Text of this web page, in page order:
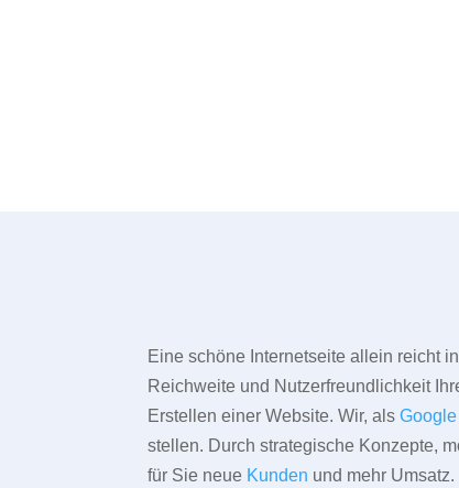
Eine schöne Internetseite allein reicht
Reichweite und Nutzerfreundlichkeit
Erstellen einer Website. Wir, als
stellen. Durch strategische Konzepte,
für Sie neue Kunden und mehr Umsatz.